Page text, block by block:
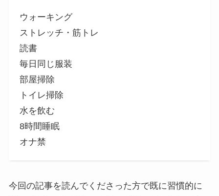
ウォーキング
ストレッチ・筋トレ
読書
毎日同じ服装
部屋掃除
トイレ掃除
水を飲む
8時間睡眠
オナ禁
今回の記事を読んでくださった方で既に習慣的に